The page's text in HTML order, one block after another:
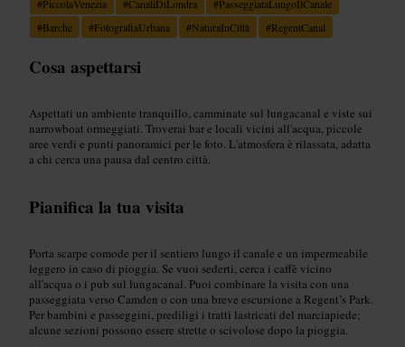
#PiccolaVenezia #CanaliDiLondra #PasseggiataLungoIlCanale
#Barche #FotografiaUrbana #NaturaInCittà #RegentCanal
Cosa aspettarsi
Aspettati un ambiente tranquillo, camminate sul lungacanal e viste sui
narrowboat ormeggiati. Troverai bar e locali vicini all'acqua, piccole
aree verdi e punti panoramici per le foto. L'atmosfera è rilassata, adatta
a chi cerca una pausa dal centro città.
Pianifica la tua visita
Porta scarpe comode per il sentiero lungo il canale e un impermeabile
leggero in caso di pioggia. Se vuoi sederti, cerca i caffè vicino
all'acqua o i pub sul lungacanal. Puoi combinare la visita con una
passeggiata verso Camden o con una breve escursione a Regent’s Park.
Per bambini e passeggini, prediligi i tratti lastricati del marciapiede;
alcune sezioni possono essere strette o scivolose dopo la pioggia.